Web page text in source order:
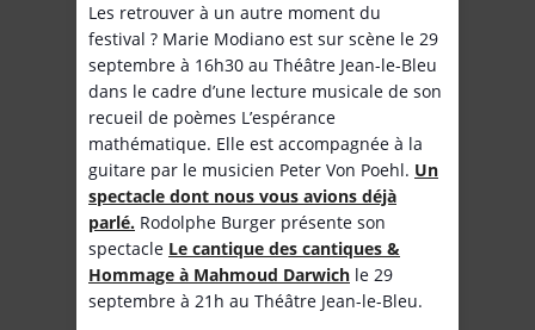
Les retrouver à un autre moment du
festival ? Marie Modiano est sur scène le 29
septembre à 16h30 au Théâtre Jean-le-Bleu
dans le cadre d’une lecture musicale de son
recueil de poèmes L’espérance
mathématique. Elle est accompagnée à la
guitare par le musicien Peter Von Poehl. Un
spectacle dont nous vous avions déjà
parlé. Rodolphe Burger présente son
spectacle Le cantique des cantiques &
Hommage à Mahmoud Darwich le 29
septembre à 21h au Théâtre Jean-le-Bleu.